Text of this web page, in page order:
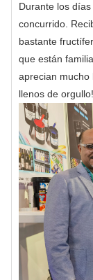
Durante los
concurrido.
bastante
que están
aprecian mucho
llenos de orgullo!